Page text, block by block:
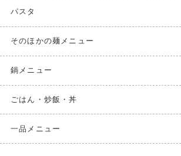
パスタ
そのほかの麺メニュー
鍋メニュー
ごはん・炒飯・丼
一品メニュー